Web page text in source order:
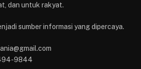
dan untuk rakyat.
sumber informasi yang dipercaya.
9844